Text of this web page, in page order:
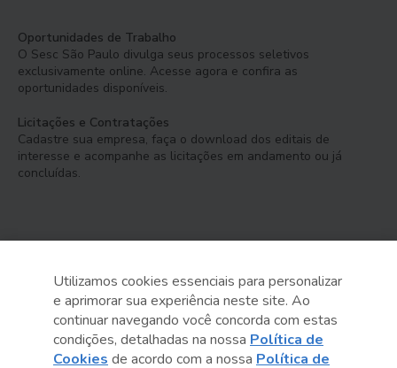
Oportunidades de Trabalho
O Sesc São Paulo divulga seus processos seletivos
exclusivamente online. Acesse agora e confira as
oportunidades disponíveis.
Licitações e Contratações
Cadastre sua empresa, faça o download dos editais de
interesse e acompanhe as licitações em andamento ou já
concluídas.
Serviço Social do Comércio
Administração Regional no Estado de São Paulo
Utilizamos cookies essenciais para personalizar
e aprimorar sua experiência neste site. Ao
continuar navegando você concorda com estas
condições, detalhadas na nossa Política de
Cookies de acordo com a nossa Política de